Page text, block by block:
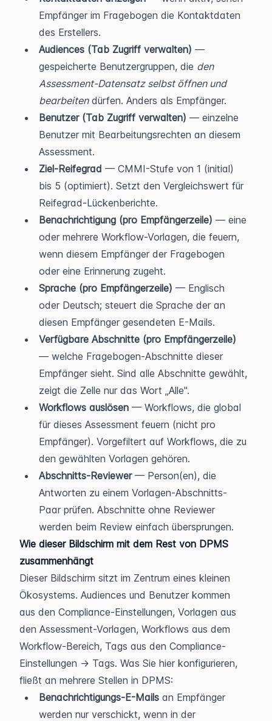
Empfänger im Fragebogen die Kontaktdaten
des Erstellers.
Audiences (Tab Zugriff verwalten) —
gespeicherte Benutzergruppen, die den
Assessment-Datensatz selbst öffnen und
bearbeiten dürfen. Anders als Empfänger.
Benutzer (Tab Zugriff verwalten) — einzelne
Benutzer mit Bearbeitungsrechten an diesem
Assessment.
Ziel-Reifegrad — CMMI-Stufe von 1 (initial)
bis 5 (optimiert). Setzt den Vergleichswert für
Reifegrad-Lückenberichte.
Benachrichtigung (pro Empfängerzeile) — eine
oder mehrere Workflow-Vorlagen, die feuern,
wenn diesem Empfänger der Fragebogen
oder eine Erinnerung zugeht.
Sprache (pro Empfängerzeile) — Englisch
oder Deutsch; steuert die Sprache der an
diesen Empfänger gesendeten E-Mails.
Verfügbare Abschnitte (pro Empfängerzeile)
— welche Fragebogen-Abschnitte dieser
Empfänger sieht. Sind alle Abschnitte gewählt,
zeigt die Zelle nur das Wort „Alle".
Workflows auslösen — Workflows, die global
für dieses Assessment feuern (nicht pro
Empfänger). Vorgefiltert auf Workflows, die zu
den gewählten Vorlagen gehören.
Abschnitts-Reviewer — Person(en), die
Antworten zu einem Vorlagen-Abschnitts-
Paar prüfen. Abschnitte ohne Reviewer
werden beim Review einfach übersprungen.
Wie dieser Bildschirm mit dem Rest von DPMS
zusammenhängt
Dieser Bildschirm sitzt im Zentrum eines kleinen
Ökosystems. Audiences und Benutzer kommen
aus den Compliance-Einstellungen, Vorlagen aus
den Assessment-Vorlagen, Workflows aus dem
Workflow-Bereich, Tags aus den Compliance-
Einstellungen → Tags. Was Sie hier konfigurieren,
fließt an mehrere Stellen in DPMS:
Benachrichtigungs-E-Mails an Empfänger
werden nur verschickt, wenn in der